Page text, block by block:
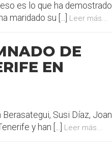
es lo que ha demostrado
maridado su [...] Leer más...
DE
EN
Susi Díaz, Joan
y han [...] Leer más...